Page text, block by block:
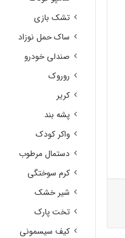
تشک بازی
ساک حمل نوزاد
صندلی خودرو
روروک
کریر
پشه بند
واکر کودک
دستمال مرطوب
کرم سوختگی
شیر خشک
تخت پارک
کیف سیسمونی